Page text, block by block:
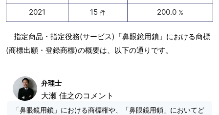
2021 15 件 200.0 %
指定商品・指定役務(サービス)「鼻眼鏡用鎖」における商標
(商標出願・登録商標)の概要は、以下の通りです。
弁理士
大瀬 佳之のコメント
「鼻眼鏡用鎖」における商標権や、「鼻眼鏡用鎖」においてど